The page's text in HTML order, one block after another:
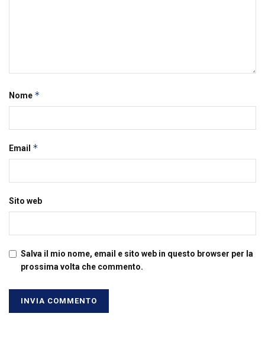
Nome *
Email *
Sito web
Salva il mio nome, email e sito web in questo browser per la
prossima volta che commento.